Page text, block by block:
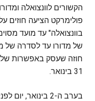
הקשורים לוונצואלה
פולימרקט הציעה חוזים
בוונצואלה" עד מועד
של מדורו עד לסדרה של
חוזה שעסק באפשרות של
31 בינואר.
בערב ה-2 בינואר,